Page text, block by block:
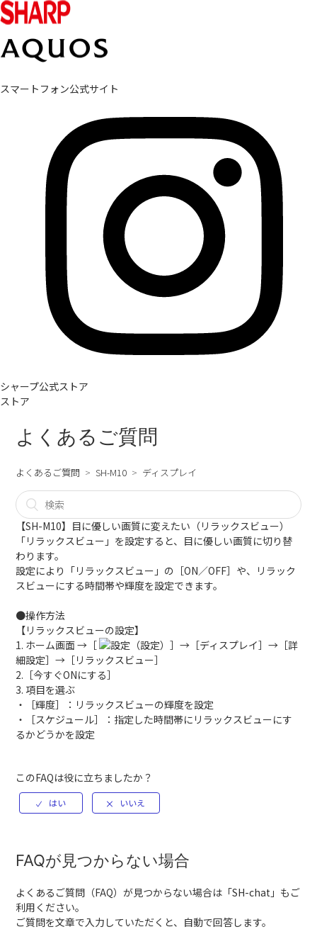
スマートフォン公式サイト
シャープ公式ストア
ストア
よくあるご質問
よくあるご質問 SH-M10 ディスプレイ
【SH-M10】目に優しい画質に変えたい（リラックスビュー）
「リラックスビュー」を設定すると、目に優しい画質に切り替
わります。
設定により「リラックスビュー」の［ON／OFF］や、リラック
スビューにする時間帯や輝度を設定できます。
●操作方法
【リラックスビューの設定】
1. ホーム画面 →［
（設定）］→［ディスプレイ］→［詳
細設定］→［リラックスビュー］
2.［今すぐONにする］
3. 項目を選ぶ
・［輝度］：リラックスビューの輝度を設定
・［スケジュール］：指定した時間帯にリラックスビューにす
るかどうかを設定
このFAQは役に立ちましたか？
FAQが見つからない場合
よくあるご質問（FAQ）が見つからない場合は「SH-chat 」もご
利用ください。
ご質問を文章で入力していただくと、自動で回答します。